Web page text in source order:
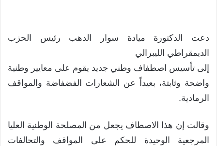
دعت الدكتورة ميادة سوار الدهب رئيس الحزب
الديمقراطي الليبرالي
إلى تأسيس اصطفاف وطني جديد يقوم على معايير وطنية
واضحة وثابتة، بعيداً عن الشعارات الفضفاضة والمواقف
الرمادية.
وقالت إن هذا الاصطاف يجعل من المصلحة الوطنية العليا
المرجعية الوحيدة للحكم على المواقف والتحالفات